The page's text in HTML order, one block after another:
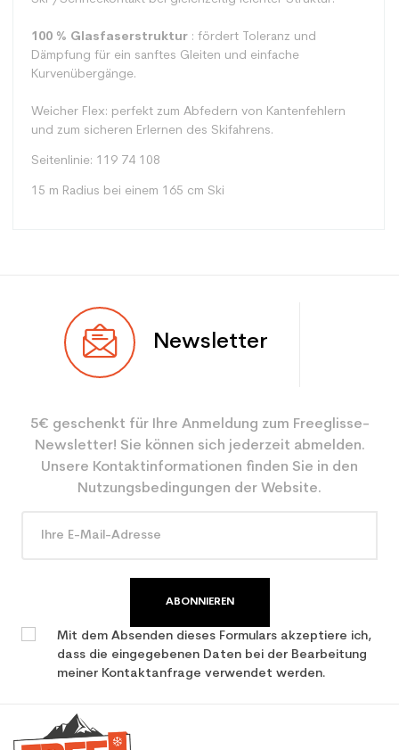
100 % Glasfaserstruktur : fördert Toleranz und
Dämpfung für ein sanftes Gleiten und einfache
Kurvenübergänge.
Weicher Flex: perfekt zum Abfedern von Kantenfehlern
und zum sicheren Erlernen des Skifahrens.
Seitenlinie: 119 74 108
15 m Radius bei einem 165 cm Ski
Benutzer Frau
Farbe Weiß
CO2-Einsparungen für
den Planeten (in kg)
3.9
Newsletter
5€ geschenkt für Ihre Anmeldung zum Freeglisse-
Newsletter! Sie können sich jederzeit abmelden.
Unsere Kontaktinformationen finden Sie in den
Nutzungsbedingungen der Website.
ABONNIEREN
Mit dem Absenden dieses Formulars akzeptiere ich,
dass die eingegebenen Daten bei der Bearbeitung
meiner Kontaktanfrage verwendet werden.